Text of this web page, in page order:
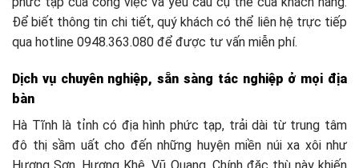
Để biết thông tin chi tiết, quý khách có thể liên hệ trực tiếp
qua hotline 0948.363.080 để được tư vấn miễn phí.
Dịch vụ chuyên nghiệp, sẵn sàng tác nghiệp ở mọi địa
bàn
Hà Tĩnh là tỉnh có địa hình phức tạp, trải dài từ trung tâm
đô thị sầm uất cho đến những huyện miền núi xa xôi như